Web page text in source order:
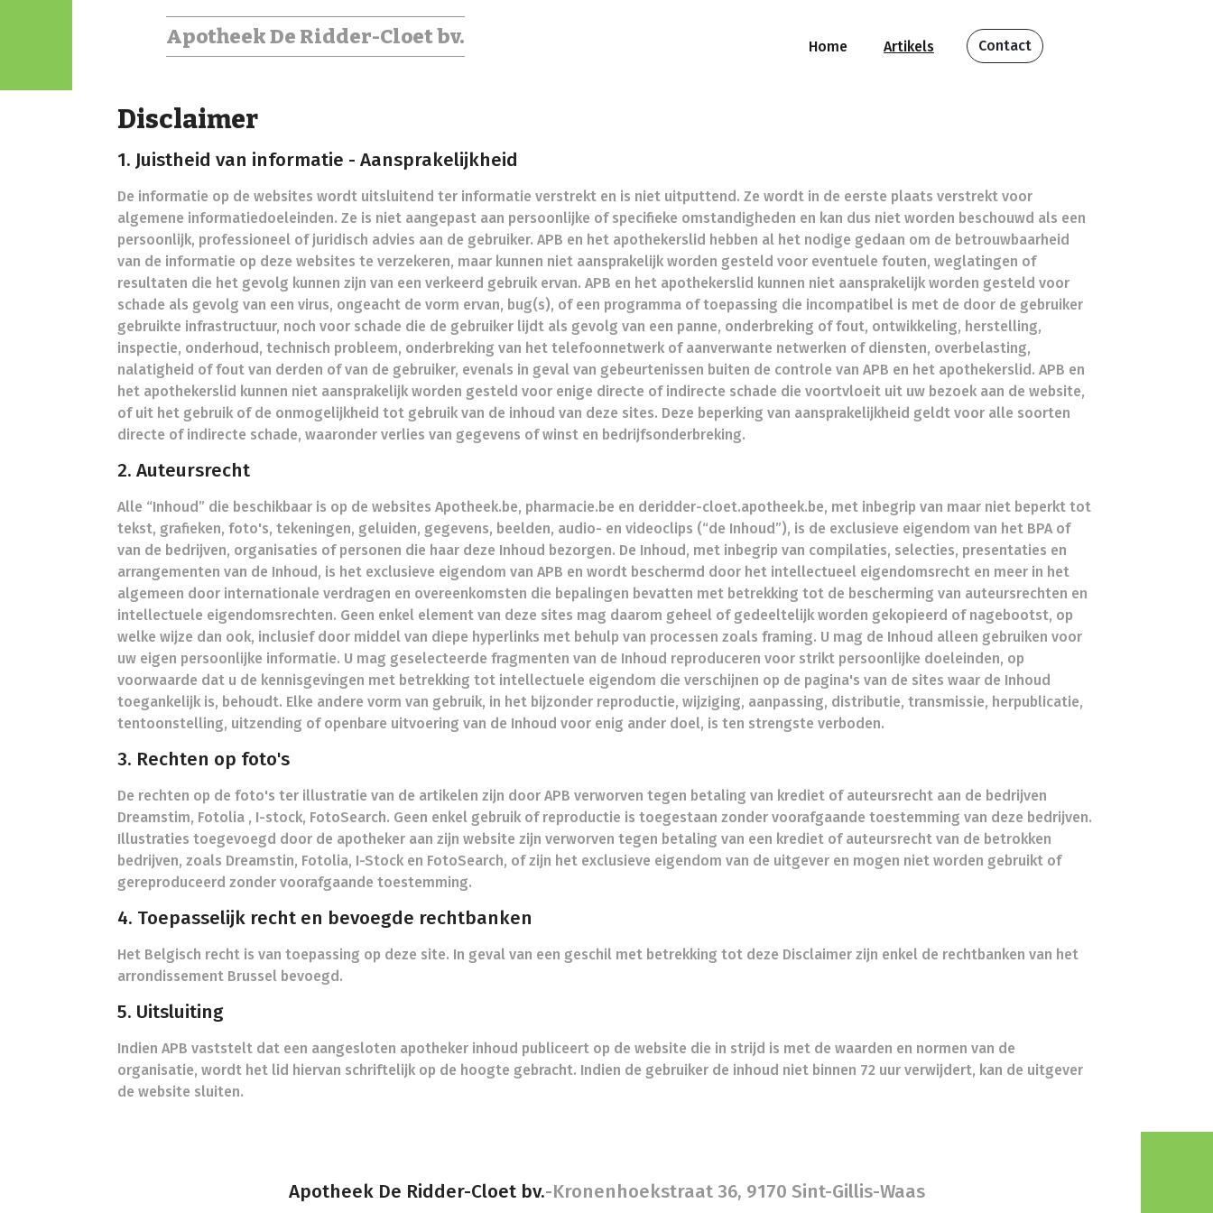
Apotheek De Ridder-Cloet bv. Home Artikels Contact
Disclaimer
1. Juistheid van informatie - Aansprakelijkheid
De informatie op de websites wordt uitsluitend ter informatie verstrekt en is niet uitputtend. Ze wordt in de eerste plaats verstrekt voor
algemene informatiedoeleinden. Ze is niet aangepast aan persoonlijke of specifieke omstandigheden en kan dus niet worden beschouwd als een
persoonlijk, professioneel of juridisch advies aan de gebruiker. APB en het apothekerslid hebben al het nodige gedaan om de betrouwbaarheid
van de informatie op deze websites te verzekeren, maar kunnen niet aansprakelijk worden gesteld voor eventuele fouten, weglatingen of
resultaten die het gevolg kunnen zijn van een verkeerd gebruik ervan. APB en het apothekerslid kunnen niet aansprakelijk worden gesteld voor
schade als gevolg van een virus, ongeacht de vorm ervan, bug(s), of een programma of toepassing die incompatibel is met de door de gebruiker
gebruikte infrastructuur, noch voor schade die de gebruiker lijdt als gevolg van een panne, onderbreking of fout, ontwikkeling, herstelling,
inspectie, onderhoud, technisch probleem, onderbreking van het telefoonnetwerk of aanverwante netwerken of diensten, overbelasting,
nalatigheid of fout van derden of van de gebruiker, evenals in geval van gebeurtenissen buiten de controle van APB en het apothekerslid. APB en
het apothekerslid kunnen niet aansprakelijk worden gesteld voor enige directe of indirecte schade die voortvloeit uit uw bezoek aan de website,
of uit het gebruik of de onmogelijkheid tot gebruik van de inhoud van deze sites. Deze beperking van aansprakelijkheid geldt voor alle soorten
directe of indirecte schade, waaronder verlies van gegevens of winst en bedrijfsonderbreking.
2. Auteursrecht
Alle “Inhoud” die beschikbaar is op de websites Apotheek.be, pharmacie.be en deridder-cloet.apotheek.be, met inbegrip van maar niet beperkt tot
tekst, grafieken, foto's, tekeningen, geluiden, gegevens, beelden, audio- en videoclips (“de Inhoud”), is de exclusieve eigendom van het BPA of
van de bedrijven, organisaties of personen die haar deze Inhoud bezorgen. De Inhoud, met inbegrip van compilaties, selecties, presentaties en
arrangementen van de Inhoud, is het exclusieve eigendom van APB en wordt beschermd door het intellectueel eigendomsrecht en meer in het
algemeen door internationale verdragen en overeenkomsten die bepalingen bevatten met betrekking tot de bescherming van auteursrechten en
intellectuele eigendomsrechten. Geen enkel element van deze sites mag daarom geheel of gedeeltelijk worden gekopieerd of nagebootst, op
welke wijze dan ook, inclusief door middel van diepe hyperlinks met behulp van processen zoals framing. U mag de Inhoud alleen gebruiken voor
uw eigen persoonlijke informatie. U mag geselecteerde fragmenten van de Inhoud reproduceren voor strikt persoonlijke doeleinden, op
voorwaarde dat u de kennisgevingen met betrekking tot intellectuele eigendom die verschijnen op de pagina's van de sites waar de Inhoud
toegankelijk is, behoudt. Elke andere vorm van gebruik, in het bijzonder reproductie, wijziging, aanpassing, distributie, transmissie, herpublicatie,
tentoonstelling, uitzending of openbare uitvoering van de Inhoud voor enig ander doel, is ten strengste verboden.
3. Rechten op foto's
De rechten op de foto's ter illustratie van de artikelen zijn door APB verworven tegen betaling van krediet of auteursrecht aan de bedrijven
Dreamstim, Fotolia , I-stock, FotoSearch. Geen enkel gebruik of reproductie is toegestaan zonder voorafgaande toestemming van deze bedrijven.
Illustraties toegevoegd door de apotheker aan zijn website zijn verworven tegen betaling van een krediet of auteursrecht van de betrokken
bedrijven, zoals Dreamstin, Fotolia, I-Stock en FotoSearch, of zijn het exclusieve eigendom van de uitgever en mogen niet worden gebruikt of
gereproduceerd zonder voorafgaande toestemming.
4. Toepasselijk recht en bevoegde rechtbanken
Het Belgisch recht is van toepassing op deze site. In geval van een geschil met betrekking tot deze Disclaimer zijn enkel de rechtbanken van het
arrondissement Brussel bevoegd.
5. Uitsluiting
Indien APB vaststelt dat een aangesloten apotheker inhoud publiceert op de website die in strijd is met de waarden en normen van de
organisatie, wordt het lid hiervan schriftelijk op de hoogte gebracht. Indien de gebruiker de inhoud niet binnen 72 uur verwijdert, kan de uitgever
de website sluiten.
Apotheek De Ridder-Cloet bv.-Kronenhoekstraat 36, 9170 Sint-Gillis-Waas